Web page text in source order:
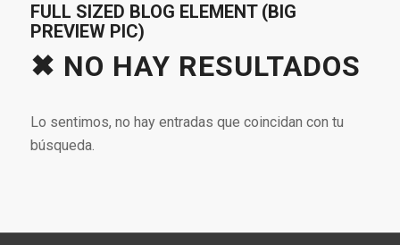
FULL SIZED BLOG ELEMENT (BIG
PREVIEW PIC)
✖ NO HAY RESULTADOS
Lo sentimos, no hay entradas que coincidan con tu
búsqueda.